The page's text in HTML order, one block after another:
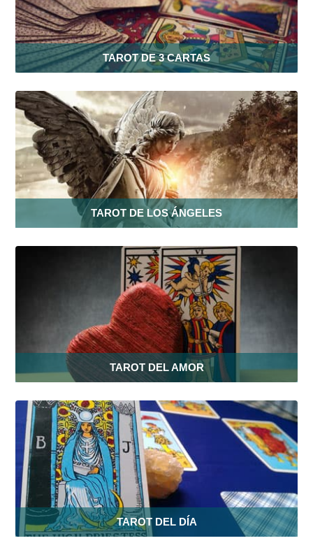
TAROT DE 3 CARTAS
TAROT DE LOS ÁNGELES
TAROT DEL AMOR
TAROT DEL DÍA